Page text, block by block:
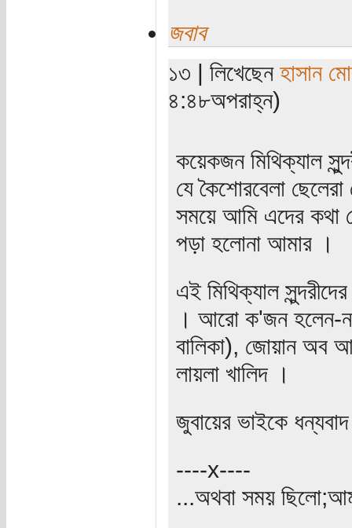
জবাব
১৩ | লিখেছেন হাসান
৪:৪৮অপরাহ্ন)
কয়েকজন মিথিক্যাল
যে কৈশোরবেলা
সময়ে আমি এদের কথা
পড়া হলোনা আমার ।
এই মিথিক্যাল
। আরো ক'জন হলেন-
বালিকা), জোয়ান অব
লায়লা খালিদ ।
জুবায়ের ভাইকে
----x----
...অথবা সময়